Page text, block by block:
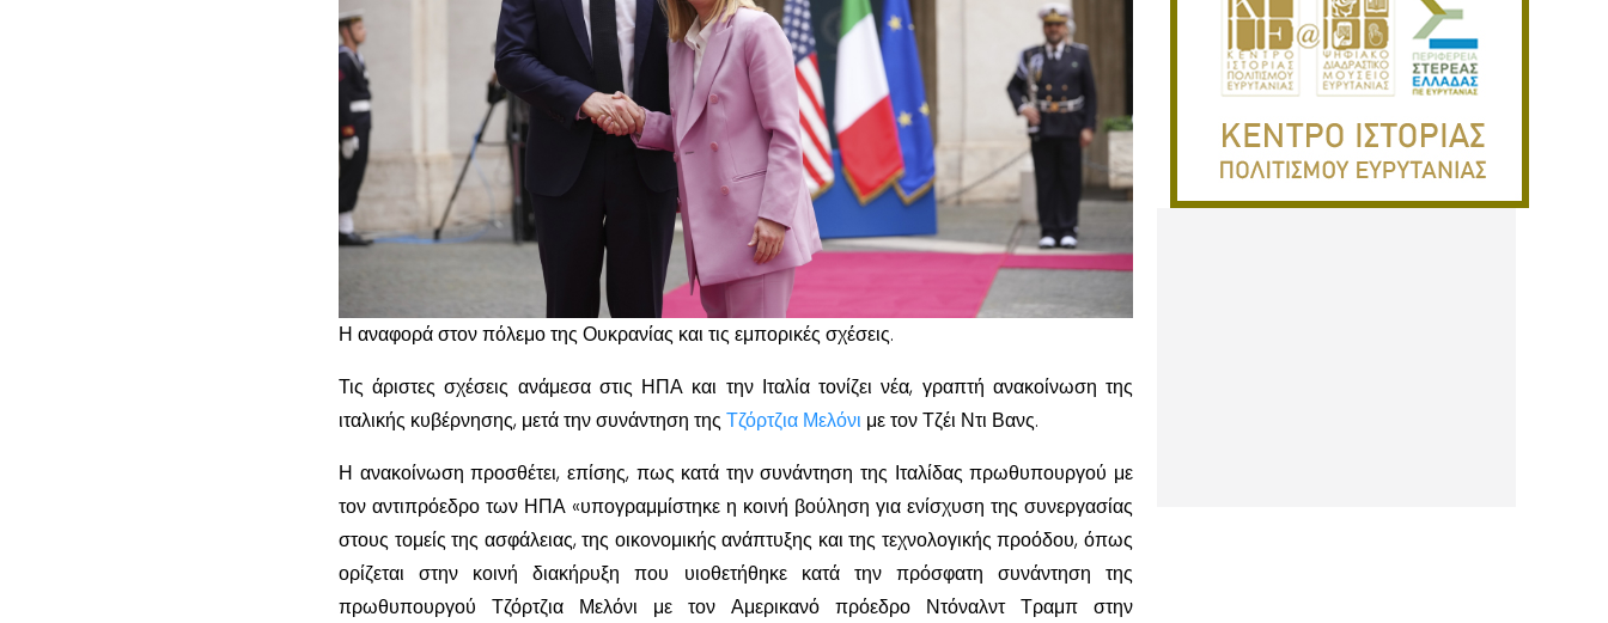
Η αναφορά στον πόλεμο της Ουκρανίας και τις εμπορικές σχέσεις.
Τις άριστες σχέσεις ανάμεσα στις ΗΠΑ και την Ιταλία τονίζει νέα, γραπτή ανακοίνωση της
ιταλικής κυβέρνησης, μετά την συνάντηση της Τζόρτζια Μελόνι με τον Τζέι Ντι Βανς.
Η ανακοίνωση προσθέτει, επίσης, πως κατά την συνάντηση της Ιταλίδας πρωθυπουργού με
τον αντιπρόεδρο των ΗΠΑ «υπογραμμίστηκε η κοινή βούληση για ενίσχυση της συνεργασίας
στους τομείς της ασφάλειας, της οικονομικής ανάπτυξης και της τεχνολογικής προόδου, όπως
ορίζεται στην κοινή διακήρυξη που υιοθετήθηκε κατά την πρόσφατη συνάντηση της
πρωθυπουργού Τζόρτζια Μελόνι με τον Αμερικανό πρόεδρο Ντόναλντ Τραμπ στην